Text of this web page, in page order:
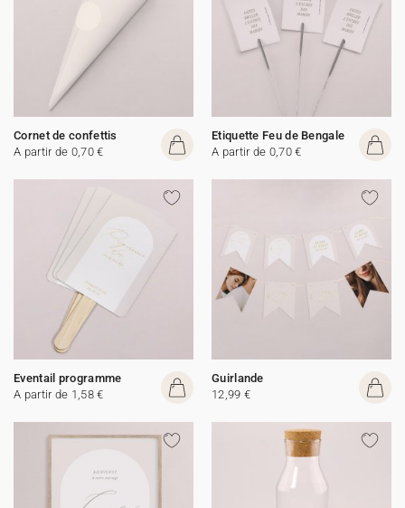
Cornet de confettis
A partir de 0,70 €
Etiquette Feu de Bengale
A partir de 0,70 €
Eventail programme
A partir de 1,58 €
Guirlande
12,99 €